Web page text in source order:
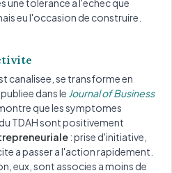
une tolerance a l'echec que
eu l'occasion de construire.
canalisee, se transforme en
dans le Journal of Business
que les symptomes
TDAH sont positivement
: prise d'initiative,
a passer a l'action rapidement.
eux, sont associes a moins de